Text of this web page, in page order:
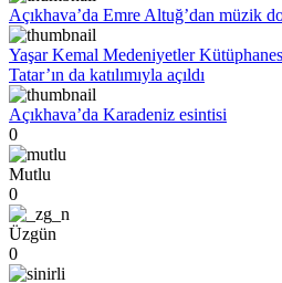
Açıkhava’da Emre Altuğ’dan müzik
Yaşar Kemal Medeniyetler
Tatar’ın da katılımıyla açıldı
Açıkhava’da Karadeniz esintisi
0
Mutlu
0
Üzgün
0